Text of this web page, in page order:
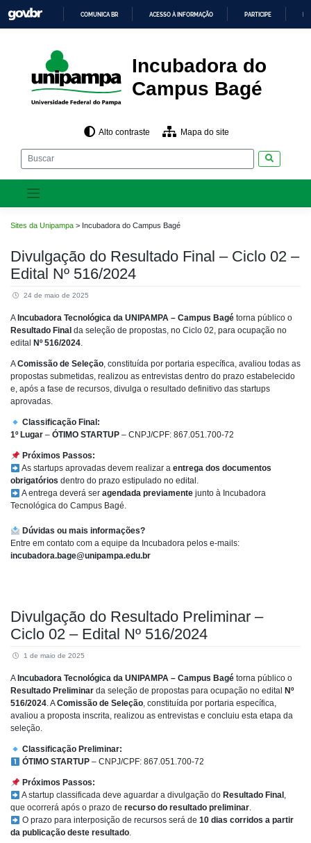
para
o
CONTEÚDO
COMUNICA BR ACESSO À INFORMAÇÃO PARTICIPE
Incubadora do
Campus Bagé
Alto contraste Mapa do site
Sites da Unipampa > Incubadora do Campus Bagé
Divulgação do Resultado Final – Ciclo 02 –
Edital Nº 516/2024
24 de maio de 2025
A Incubadora Tecnológica da UNIPAMPA – Campus Bagé torna público o
Resultado Final da seleção de propostas, no Ciclo 02, para ocupação no
edital Nº 516/2024.
AComissão de Seleção, constituída por portaria específica, avaliou todas as
propostas submetidas, realizou as entrevistas dentro do prazo estabelecido
e, após a fase de recursos, divulga o resultado definitivo das startups
aprovadas.
Classificação Final:
1º Lugar – ÓTIMO STARTUP – CNPJ/CPF: 867.051.700-72
Próximos Passos:
As startups aprovadas devem realizar a entrega dos documentos
obrigatórios dentro do prazo estipulado no edital.
A entrega deverá ser agendada previamentejunto à Incubadora
Tecnológica do Campus Bagé.
Dúvidas ou mais informações?
Entre em contato com a equipe da Incubadora pelos e-mails:
incubadora.bage@unipampa.edu.br
Divulgação do Resultado Preliminar –
Ciclo 02 – Edital Nº 516/2024
1 de maio de 2025
A Incubadora Tecnológica da UNIPAMPA – Campus Bagé torna público o
Resultado Preliminar da seleção de propostas para ocupação no edital Nº
516/2024. AComissão de Seleção, constituída por portaria específica,
avaliou a proposta inscrita, realizou as entrevistas e concluiu esta etapa da
seleção.
Classificação Preliminar:
ÓTIMO STARTUP– CNPJ/CPF: 867.051.700-72
Próximos Passos:
A startup classificada deve aguardar a divulgação do Resultado Final ,
que ocorrerá após o prazo de recurso do resultado preliminar.
O prazo para interposição de recursos será de 10 dias corridos a partir
da publicação deste resultado.